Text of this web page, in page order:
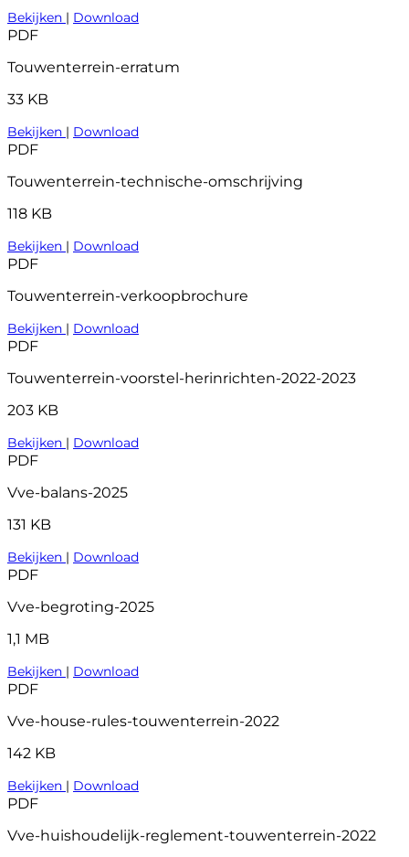
Bekijken | Download
PDF
Touwenterrein-erratum
33 KB
Bekijken | Download
PDF
Touwenterrein-technische-omschrijving
118 KB
Bekijken | Download
PDF
Touwenterrein-verkoopbrochure
Bekijken | Download
PDF
Touwenterrein-voorstel-herinrichten-2022-2023
203 KB
Bekijken | Download
PDF
Vve-balans-2025
131 KB
Bekijken | Download
PDF
Vve-begroting-2025
1,1 MB
Bekijken | Download
PDF
Vve-house-rules-touwenterrein-2022
142 KB
Bekijken | Download
PDF
Vve-huishoudelijk-reglement-touwenterrein-2022